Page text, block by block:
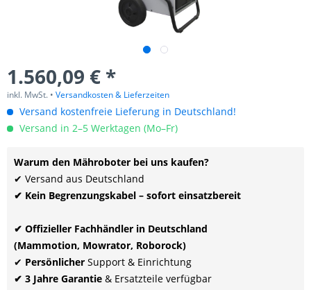
1.560,09 € *
inkl. MwSt. • Versandkosten & Lieferzeiten
Versand kostenfreie Lieferung in Deutschland!
Versand in 2–5 Werktagen (Mo–Fr)
Warum den Mähroboter bei uns kaufen?
✔ Versand aus Deutschland
✔ Kein Begrenzungskabel – sofort einsatzbereit
✔ Offizieller Fachhändler in Deutschland
(Mammotion, Mowrator, Roborock)
✔ Persönlicher Support & Einrichtung
✔ 3 Jahre Garantie & Ersatzteile verfügbar